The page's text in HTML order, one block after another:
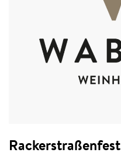
Rackerstraßenfest